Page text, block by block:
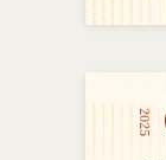
2025